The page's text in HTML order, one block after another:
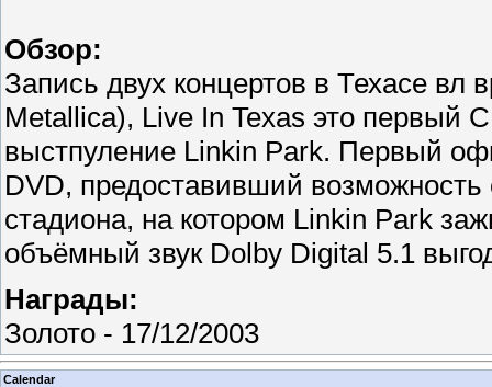
Обзор:
Запись двух концертов в Техасе вл
Metallica), Live In Texas это первый
выстпуление Linkin Park. Первый
DVD, предоставивший возможность
стадиона, на котором Linkin Park
объёмный звук Dolby Digital 5.1
Награды:
Золото - 17/12/2003
Calendar